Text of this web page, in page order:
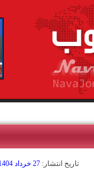
تاريخ انتشار: 27 خرداد 1404 - 13:43